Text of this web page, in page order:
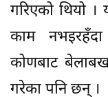
गरिएको थियो
काम
कोणबाट
गरेका पनि छन् ।